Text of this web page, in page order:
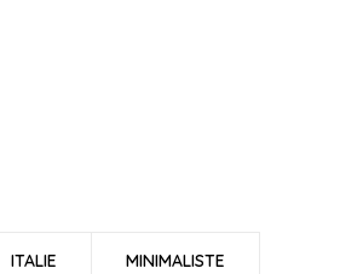
ITALIE MINIMALISTE